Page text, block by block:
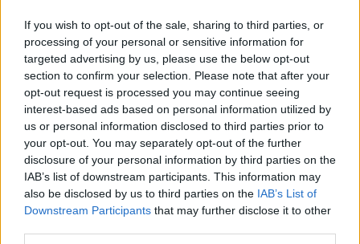
If you wish to opt-out of the sale, sharing to third parties, or
processing of your personal or sensitive information for
targeted advertising by us, please use the below opt-out
section to confirm your selection. Please note that after your
opt-out request is processed you may continue seeing
interest-based ads based on personal information utilized by
us or personal information disclosed to third parties prior to
your opt-out. You may separately opt-out of the further
disclosure of your personal information by third parties on the
IAB’s list of downstream participants. This information may
also be disclosed by us to third parties on the IAB’s List of
Downstream Participants that may further disclose it to other
Bagni Pubblici Arzachena
Comune Di Arzachena
Notizie Arzachena
Notizie Sardegna
Vandali Arzachena
Inviaci le tue segnalazioni,
i tuoi video e le tue foto
Su WhatsApp al numero +39
345 356 7512